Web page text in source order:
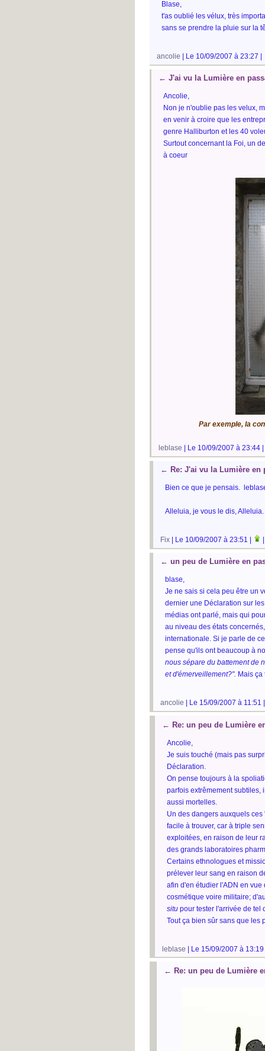
Blase,
t'as oublié les vélux, très
sans se prendre la pluie sur la
ancolie | Le 10/09/2007 à 23:27 |
← J'ai vu la Lumière en
Ancolie,
Non je n'oublie pas les velux,
en venir à croire que les
genre Halliburton et les 40
Surtout concernant la Foi, un
à coeur
Par exemple, la
leblase | Le 10/09/2007 à 23:44 |
← Re: J'ai vu la Lumière en
Bien ce que je pensais.
Alleluia, je vous le dis, Alleluia.
Fix | Le 10/09/2007 à 23:51 |
← un peu de Lumière en
blase,
Je ne sais si cela peu être un
dernier une Déclaration sur
médias ont parlé, mais qui
au niveau des états
internationale. Si je parle de
pense qu'ils ont beaucoup à
nous sépare du battement de
et d'émerveillement?". Mais ça
ancolie | Le 15/09/2007 à 11:51
← Re: un peu de Lumière
Ancolie,
Je suis touché (mais pas
Déclaration.
On pense toujours à la
parfois extrêmement subtiles,
aussi mortelles.
Un des dangers auxquels
facile à trouver, car à triple
exploitées, en raison de leur
des grands laboratoires
Certains ethnologues et
prélever leur sang en raison
afin d'en étudier l'ADN en
cosmétique voire militaire;
situ pour tester l'arrivée de tel
Tout ça bien sûr sans que les
leblase | Le 15/09/2007 à
← Re: un peu de Lumière